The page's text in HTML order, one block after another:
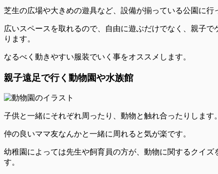
芝生の広場や大きめの遊具など、設備が揃っている公園に行
広いスペースを取れるので、自由に遊ぶだけでなく、親子
ります。
なるべく 動きやすい服装でいく事をオススメ します。
親子遠足で行く動物園や水族館
子供と一緒にそれぞれ周ったり、動物と触れ合ったりします
仲の良いママ友なんかと一緒に周れると気が楽です。
幼稚園によっては先生や飼育員の方が、動物に関するクイ
す。